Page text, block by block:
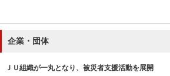
企業・団体
ＪＵ組織が一丸となり、被災者支援活動を展開